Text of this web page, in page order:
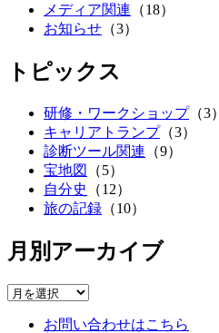
メディア関連 （18）
お知らせ （3）
トピックス
研修・ワークショップ（3）
キャリアトランプ（3）
診断ツール関連 （9）
宝地図
（5）
自分史
（12）
旅の記録 （10）
月別アーカイブ
お問い合わせはこちら